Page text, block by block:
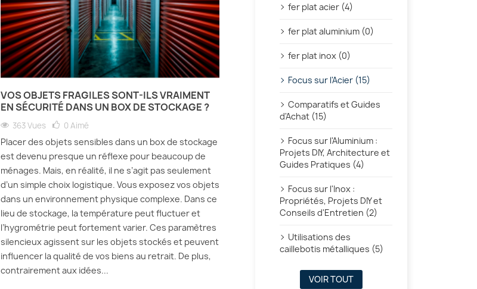
VOS OBJETS FRAGILES SONT-ILS VRAIMENT
EN SÉCURITÉ DANS UN BOX DE STOCKAGE ?
363 Vues 0 Aimé
Placer des objets sensibles dans un box de stockage
est devenu presque un réflexe pour beaucoup de
ménages. Mais, en réalité, il ne s’agit pas seulement
d’un simple choix logistique. Vous exposez vos objets
dans un environnement physique complexe. Dans ce
lieu de stockage, la température peut fluctuer et
l’hygrométrie peut fortement varier. Ces paramètres
silencieux agissent sur les objets stockés et peuvent
influencer la qualité de vos biens au retrait. De plus,
contrairement aux idées...
fer plat acier (4)
fer plat aluminium (0)
fer plat inox (0)
Focus sur l'Acier (15)
Comparatifs et Guides
d'Achat (15)
Focus sur l'Aluminium :
Projets DIY, Architecture et
Guides Pratiques (4)
Focus sur l'Inox :
Propriétés, Projets DIY et
Conseils d'Entretien (2)
Utilisations des
caillebotis métalliques (5)
VOIR TOUT